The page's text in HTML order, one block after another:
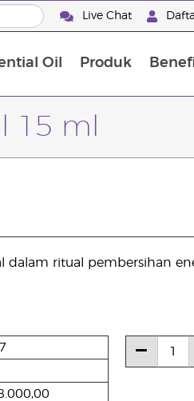
Live Chat
Oil Produk
15 ml
dalam ritual pembersihan